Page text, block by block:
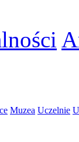
Muzea Uczelnie